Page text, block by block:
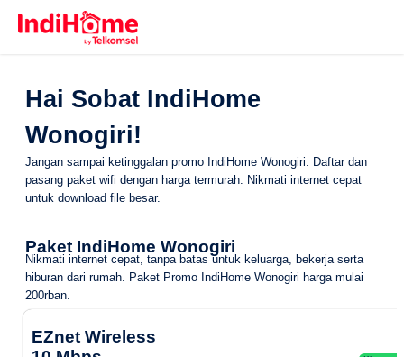
Hai Sobat IndiHome
Wonogiri!
Jangan sampai ketinggalan promo IndiHome Wonogiri. Daftar dan
pasang paket wifi dengan harga termurah. Nikmati internet cepat
untuk download file besar.
Paket IndiHome Wonogiri
Nikmati internet cepat, tanpa batas untuk keluarga, bekerja serta
hiburan dari rumah. Paket Promo IndiHome Wonogiri harga mulai
200rban.
EZnet Wireless